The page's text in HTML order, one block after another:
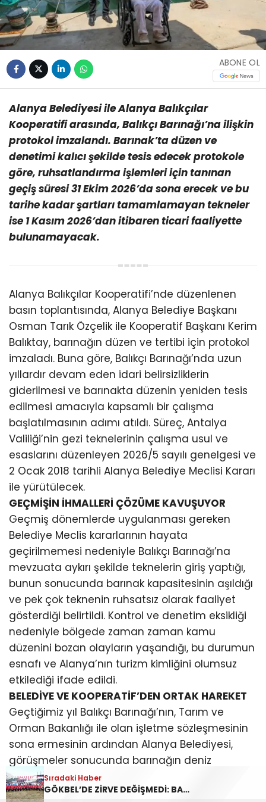
ABONE OL
Alanya Belediyesi ile Alanya Balıkçılar
Kooperatifi arasında, Balıkçı Barınağı’na ilişkin
protokol imzalandı. Barınak’ta düzen ve
denetimi kalıcı şekilde tesis edecek protokole
göre, ruhsatlandırma işlemleri için tanınan
geçiş süresi 31 Ekim 2026’da sona erecek ve bu
tarihe kadar şartları tamamlamayan tekneler
ise 1 Kasım 2026’dan itibaren ticari faaliyette
bulunamayacak.
Alanya Balıkçılar Kooperatifi’nde düzenlenen
basın toplantısında, Alanya Belediye Başkanı
Osman Tarık Özçelik ile Kooperatif Başkanı Kerim
Balıktay, barınağın düzen ve tertibi için protokol
imzaladı. Buna göre, Balıkçı Barınağı’nda uzun
yıllardır devam eden idari belirsizliklerin
giderilmesi ve barınakta düzenin yeniden tesis
edilmesi amacıyla kapsamlı bir çalışma
başlatılmasının adımı atıldı. Süreç, Antalya
Valiliği’nin gezi teknelerinin çalışma usul ve
esaslarını düzenleyen 2026/5 sayılı genelgesi ve
2 Ocak 2018 tarihli Alanya Belediye Meclisi Kararı
ile yürütülecek.
GEÇMİŞİN İHMALLERİ ÇÖZÜME KAVUŞUYOR
Geçmiş dönemlerde uygulanması gereken
Belediye Meclis kararlarının hayata
geçirilmemesi nedeniyle Balıkçı Barınağı’na
mevzuata aykırı şekilde teknelerin giriş yaptığı,
bunun sonucunda barınak kapasitesinin aşıldığı
ve pek çok teknenin ruhsatsız olarak faaliyet
gösterdiği belirtildi. Kontrol ve denetim eksikliği
nedeniyle bölgede zaman zaman kamu
düzenini bozan olayların yaşandığı, bu durumun
esnafı ve Alanya’nın turizm kimliğini olumsuz
etkilediği ifade edildi.
BELEDİYE VE KOOPERATİF’DEN ORTAK HAREKET
Geçtiğimiz yıl Balıkçı Barınağı’nın, Tarım ve
Orman Bakanlığı ile olan işletme sözleşmesinin
sona ermesinin ardından Alanya Belediyesi,
görüşmeler sonucunda barınağın deniz
haricinde kalan alanlarında gerekli düzenleme,
bakım, denetim ve koordinasyon çalışmalarını
Sıradaki Haber
GÖKBEL’DE ZİRVE DEĞİŞMEDİ: BAŞPEHLİVAN ENES DOĞAN